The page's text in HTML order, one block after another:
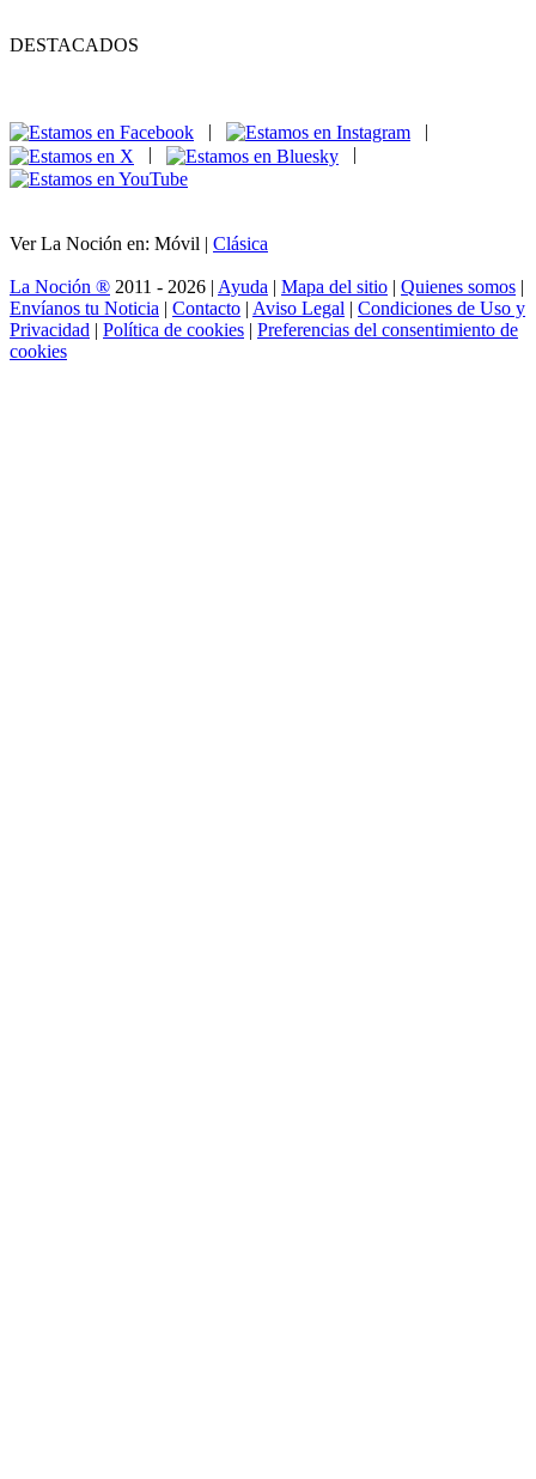
DESTACADOS
|
|
|
|
Ver La Noción en: Móvil | Clásica
La Noción ® 2011 - 2026 | Ayuda | Mapa del sitio | Quienes somos |
Envíanos tu Noticia | Contacto | Aviso Legal | Condiciones de Uso y
Privacidad | Política de cookies | Preferencias del consentimiento de
cookies